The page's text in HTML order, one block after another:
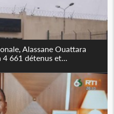
Alassane Ouattara
4 661 détenus et...